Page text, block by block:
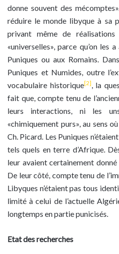
donne souvent des
réduire le monde libyque à sa
privant même de
«universelles», parce qu’on les
Puniques ou aux Romains.
Puniques et Numides, outre
vocabulaire historique[2], la
fait que, compte tenu de
leurs interactions, ni les
«chimiquement purs», au sens
Ch. Picard. Les Puniques
tels quels en terre d’Afrique.
leur avaient certainement
De leur côté, compte tenu de
Libyques n’étaient pas tous
limité à celui de l’actuelle
longtemps en partie punicisés.
Etat des recherches